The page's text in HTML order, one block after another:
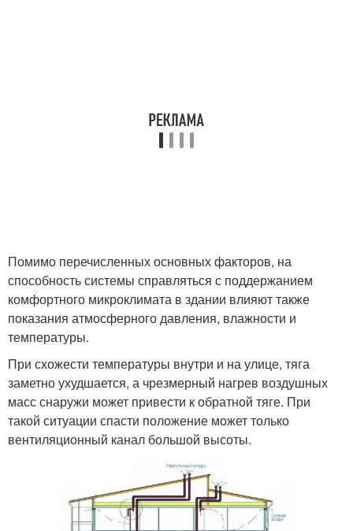
Помимо перечисленных основных факторов, на
способность системы справляться с поддержанием
комфортного микроклимата в здании влияют также
показания атмосферного давления, влажности и
температуры.
При схожести температуры внутри и на улице, тяга
заметно ухудшается, а чрезмерный нагрев воздушных
масс снаружи может привести к обратной тяге. При
такой ситуации спасти положение может только
вентиляционный канал большой высоты.